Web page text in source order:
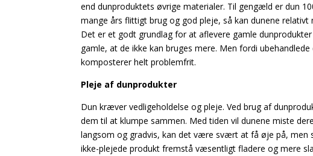
end dunproduktets øvrige materialer. Til gengæld er dun
mange års flittigt brug og god pleje, så kan dunene
Det er et godt grundlag for at aflevere gamle
gamle, at de ikke kan bruges mere. Men fordi
komposterer helt problemfrit.
Pleje af dunprodukter
Dun kræver vedligeholdelse og pleje. Ved brug af
dem til at klumpe sammen. Med tiden vil dunene miste
langsom og gradvis, kan det være svært at få øje på, men
ikke-plejede produkt fremstå væsentligt fladere og mere